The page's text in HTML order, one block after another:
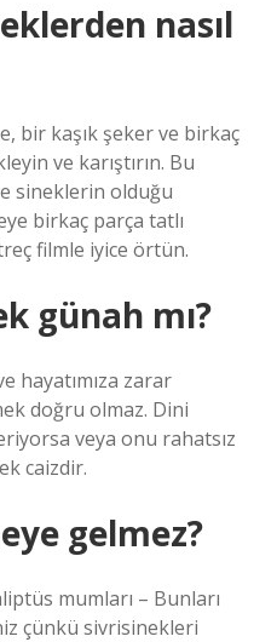
nasıl
bir kaşık şeker ve birkaç
ve karıştırın. Bu
sineklerin olduğu
birkaç parça tatlı
filmle iyice örtün.
günah mı?
hayatımıza zarar
doğru olmaz. Dini
veya onu rahatsız
caizdir.
gelmez?
mumları – Bunları
çünkü sivrisinekleri